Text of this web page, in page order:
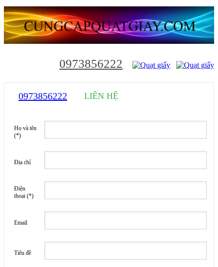
0973856222
0973856222 LIÊN HỆ
Họ và tên
(*)
Địa chỉ
Điện
thoại (*)
Email
Tiêu đề